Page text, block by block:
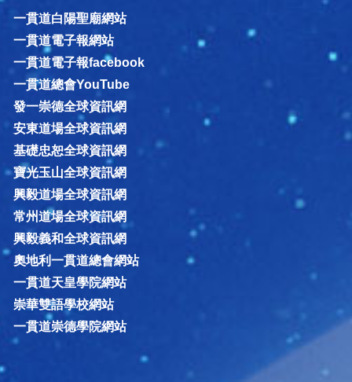
一貫道白陽聖廟網站
一貫道電子報網站
一貫道電子報facebook
一貫道總會YouTube
發一崇德全球資訊網
安東道場全球資訊網
基礎忠恕全球資訊網
寶光玉山全球資訊網
興毅道場全球資訊網
常州道場全球資訊網
興毅義和全球資訊網
奧地利一貫道總會網站
一貫道天皇學院網站
崇華雙語學校網站
一貫道崇德學院網站